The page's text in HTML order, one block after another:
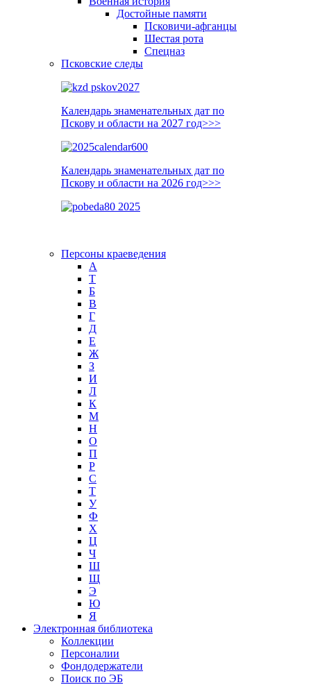
Достойные памяти
Псковичи-афганцы
Шестая рота
Спецназ
Псковские следы
Календарь знаменательных дат по
Пскову и области на 2027 год>>>
Календарь знаменательных дат по
Пскову и области на 2026 год>>>
Персоны краеведения
А
T
Б
В
Г
Д
Е
Ж
З
И
Л
К
М
Н
О
П
Р
С
Т
У
Ф
Х
Ц
Ч
Ш
Щ
Э
Ю
Я
Электронная библиотека
Коллекции
Персоналии
Фондодержатели
Поиск по ЭБ